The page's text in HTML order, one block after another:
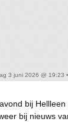
3 juni 2026 @ 19:23
bij Hellleen
bij nieuws